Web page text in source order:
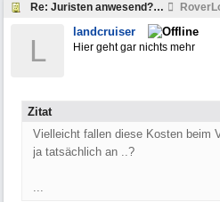
Re: Juristen anwesend? Frage zu Strafzettel
L
landcruiser
Hier geht gar nichts mehr
Zitat
Vielleicht fallen diese Kosten beim
ja tatsächlich an ..?
...